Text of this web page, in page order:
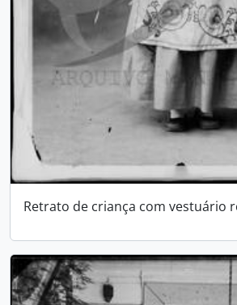
Retrato de criança com vestuário